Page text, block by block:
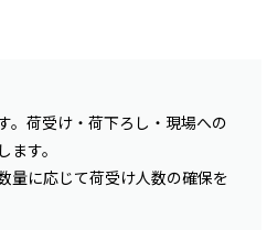
。荷受け・荷下ろし・現場への
す。
量に応じて荷受け人数の確保を